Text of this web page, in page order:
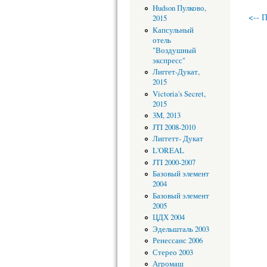
Hudson Пулково,
2015
Капсульный
отель
"Воздушный
экспресс"
Лиггет-Дукат,
2015
Victoria's Secret,
2015
3M, 2013
JTI 2008-2010
Лиггетт- Дукат
L'OREAL
JTI 2000-2007
Базовый элемент
2004
Базовый элемент
2005
ЦДХ 2004
Эдельшталь 2003
Ренессанс 2006
Стерео 2003
Агромаш
<--